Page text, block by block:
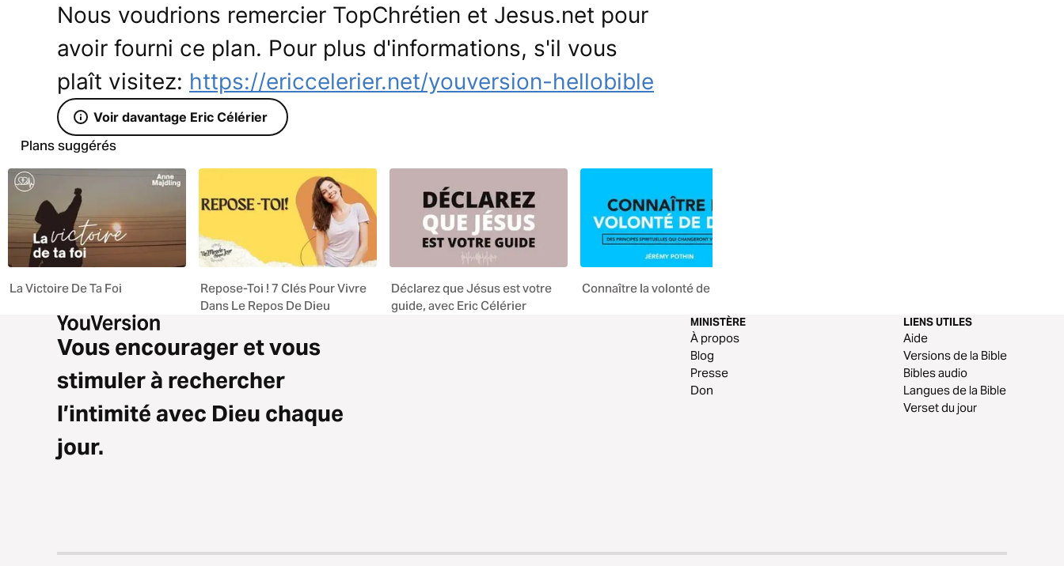
Nous voudrions remercier TopChrétien et Jesus.net pour
avoir fourni ce plan. Pour plus d'informations, s'il vous
plaît visitez: https://ericcelerier.net/youversion-hellobible
Voir davantage Eric Célérier
Plans suggérés
La Victoire De Ta Foi
Repose-Toi ! 7 Clés Pour Vivre
Dans Le Repos De Dieu
Déclarez que Jésus est votre
guide, avec Eric Célérier
Connaître la volonté de Dieu
Vous encourager et vous
stimuler à rechercher
l’intimité avec Dieu chaque
jour.
MINISTÈRE
À propos
Blog
Presse
Don
LIENS UTILES
Aide
Versions de la Bible
Bibles audio
Langues de la Bible
Verset du jour